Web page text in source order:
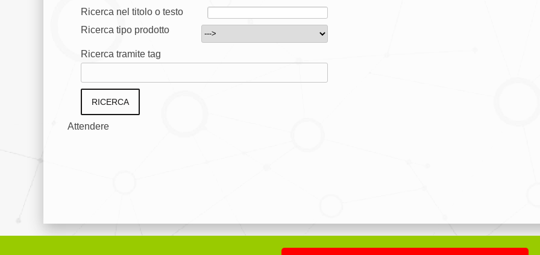
Ricerca nel titolo o testo
Ricerca tipo prodotto
Ricerca tramite tag
Attendere